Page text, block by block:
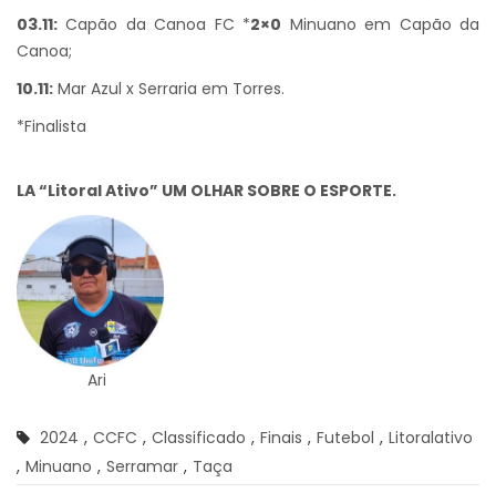
03.11: Capão da Canoa FC *2×0 Minuano em Capão da
Canoa;
10.11: Mar Azul x Serraria em Torres.
*Finalista
LA “Litoral Ativo” UM OLHAR SOBRE O ESPORTE.
Ari
2024 , CCFC , Classificado , Finais , Futebol , Litoralativo
, Minuano , Serramar , Taça